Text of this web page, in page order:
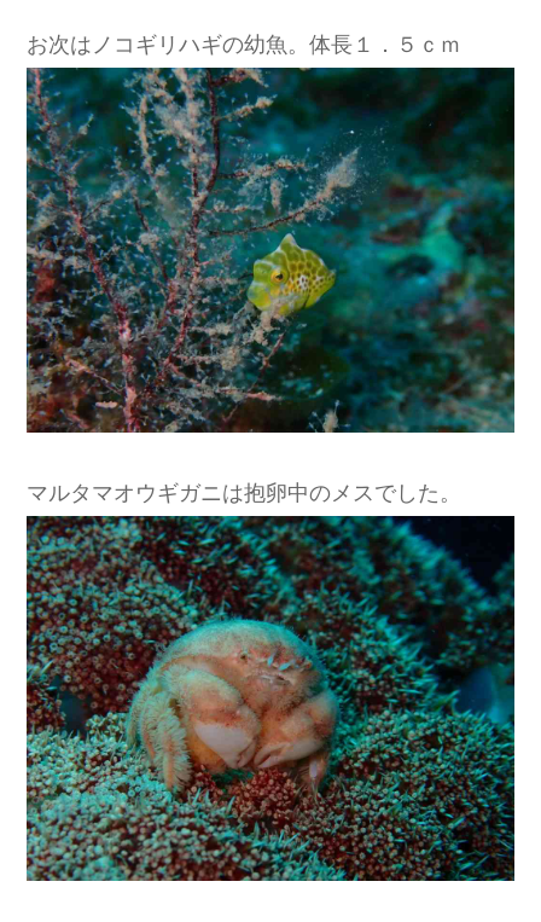
お次はノコギリハギの幼魚。体長１．５ｃｍ
マルタマオウギガニは抱卵中のメスでした。